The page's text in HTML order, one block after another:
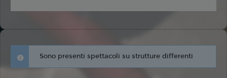
Sono presenti spettacoli su strutture differenti